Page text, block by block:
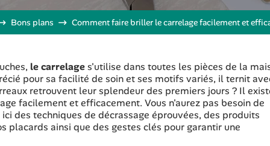
Bons plans Comment faire briller le carrelage facilement et
le carrelages'utilise dans toutes les pièces de la
pour sa facilité de soin et ses motifs variés, il ternit
retrouvent leur splendeur des premiers jours ? Il
facilement et efficacement. Vous n'aurez pas besoin de
des techniques de décrassage éprouvées, des produits
placards ainsi que des gestes clés pour garantir une